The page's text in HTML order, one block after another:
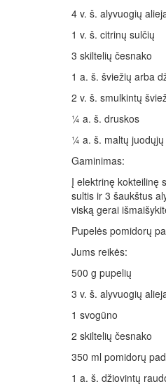
4 v. š. alyvuogių
1 v. š. citrinų sulčių
3 skiltelių česnako
1 a. š. šviežių arba
2 v. š. smulkintų
¼ a. š. druskos
¼ a. š. maltų juodųjų
Gaminimas:
Į elektrinę kokteilinę
sultis ir 3 šaukštus
viską gerai
Pupelės pomidorų
Jums reikės:
500 g pupelių
3 v. š. alyvuogių
1 svogūno
2 skiltelių česnako
350 ml pomidorų
1 a. š. džiovintų